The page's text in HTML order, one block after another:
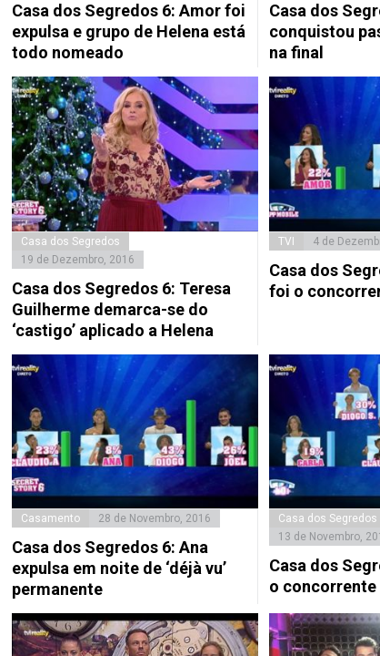
Casa dos Segredos 6: Amor foi
expulsa e grupo de Helena está
todo nomeado
Casa dos
conquistou
na final
Casa dos Segredos
19 de Dezembro, 2016
Casa dos Segredos 6: Teresa
Guilherme demarca-se do
‘castigo’ aplicado a Helena
TVI 4 de
Casa dos
foi o
Casamento 28 de Novembro, 2016
Casa dos Segredos 6: Ana
expulsa em noite de ‘déjà vu’
permanente
Casa dos Segredos
13 de Novembro,
Casa dos
o concorrente